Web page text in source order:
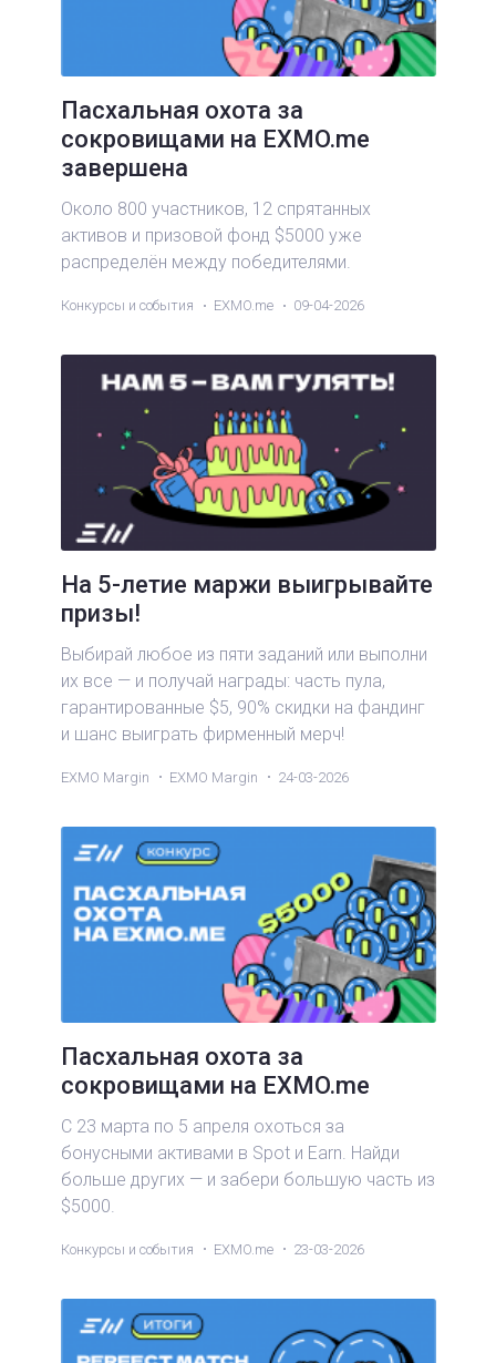
Пасхальная охота за
сокровищами на EXMO.me
завершена
Около 800 участников, 12 спрятанных
активов и призовой фонд $5000 уже
распределён между победителями.
Конкурсы и события EXMO.me 09-04-2026
На 5-летие маржи выигрывайте
призы!
Выбирай любое из пяти заданий или выполни
их все — и получай награды: часть пула,
гарантированные $5, 90% скидки на фандинг
и шанс выиграть фирменный мерч!
EXMO Margin EXMO Margin 24-03-2026
Пасхальная охота за
сокровищами на EXMO.me
С 23 марта по 5 апреля охоться за
бонусными активами в Spot и Earn. Найди
больше других — и забери большую часть из
$5000.
Конкурсы и события EXMO.me 23-03-2026